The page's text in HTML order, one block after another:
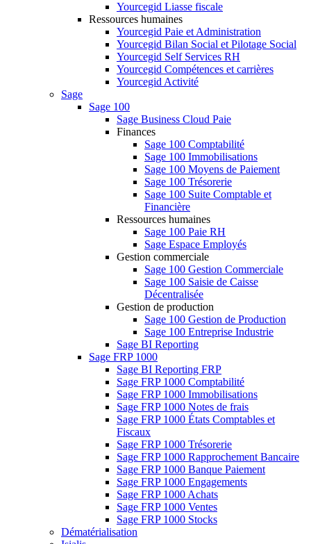
Yourcegid Liasse fiscale
Ressources humaines
Yourcegid Paie et Administration
Yourcegid Bilan Social et Pilotage Social
Yourcegid Self Services RH
Yourcegid Compétences et carrières
Yourcegid Activité
Sage
Sage 100
Sage Business Cloud Paie
Finances
Sage 100 Comptabilité
Sage 100 Immobilisations
Sage 100 Moyens de Paiement
Sage 100 Trésorerie
Sage 100 Suite Comptable et
Financière
Ressources humaines
Sage 100 Paie RH
Sage Espace Employés
Gestion commerciale
Sage 100 Gestion Commerciale
Sage 100 Saisie de Caisse
Décentralisée
Gestion de production
Sage 100 Gestion de Production
Sage 100 Entreprise Industrie
Sage BI Reporting
Sage FRP 1000
Sage BI Reporting FRP
Sage FRP 1000 Comptabilité
Sage FRP 1000 Immobilisations
Sage FRP 1000 Notes de frais
Sage FRP 1000 États Comptables et
Fiscaux
Sage FRP 1000 Trésorerie
Sage FRP 1000 Rapprochement Bancaire
Sage FRP 1000 Banque Paiement
Sage FRP 1000 Engagements
Sage FRP 1000 Achats
Sage FRP 1000 Ventes
Sage FRP 1000 Stocks
Dématérialisation